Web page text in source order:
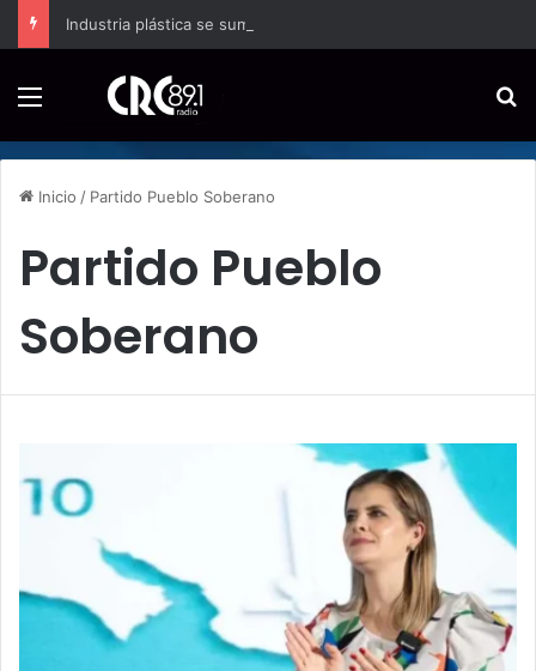
Industria plástica se suma a la economía circular
Inicio / Partido Pueblo Soberano
Partido Pueblo
Soberano